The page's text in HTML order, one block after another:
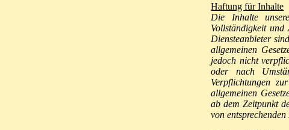
Haftung für Inhalte
Die Inhalte
Vollständigkeit
Diensteanbieter
allgemeinen
jedoch nicht
oder nach
Verpflichtungen
allgemeinen
ab dem Zeitpunkt
von